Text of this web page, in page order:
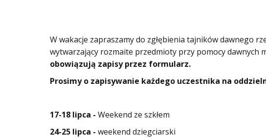
W wakacje zapraszamy do zgłębienia tajników dawnego
wytwarzający rozmaite przedmioty przy pomocy dawnych
obowiązują zapisy przez formularz.
Prosimy o zapisywanie każdego uczestnika na
17-18 lipca - Weekend ze szkłem
24-25 lipca - weekend dziegciarski